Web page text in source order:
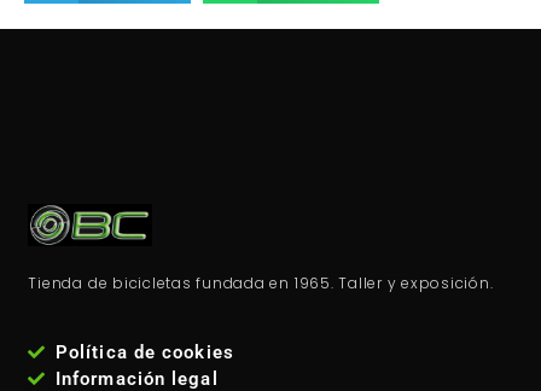
Tienda de bicicletas fundada en 1965. Taller y exposición.
Política de cookies
Información legal